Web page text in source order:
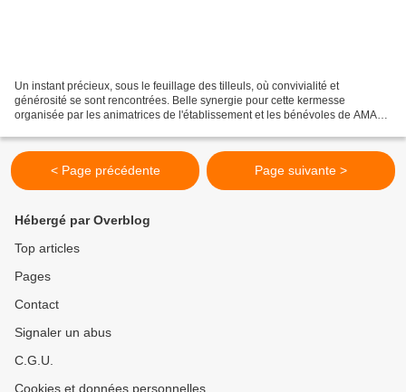
Un instant précieux, sous le feuillage des tilleuls, où convivialité et
générosité se sont rencontrées. Belle synergie pour cette kermesse
organisée par les animatrices de l'établissement et les bénévoles de AMAC.
< Page précédente Page suivante >
Hébergé par Overblog
Top articles
Pages
Contact
Signaler un abus
C.G.U.
Cookies et données personnelles